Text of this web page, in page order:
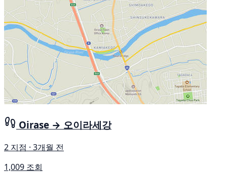
Oirase → 오이라세강
2 지점 · 3개월 전
1,009 조회